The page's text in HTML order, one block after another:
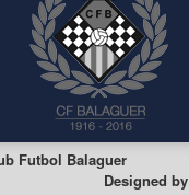
Futbol Balaguer
Designed by